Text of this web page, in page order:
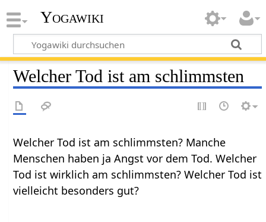
Yogawiki
Welcher Tod ist am schlimmsten
Welcher Tod ist am schlimmsten? Manche
Menschen haben ja Angst vor dem Tod. Welcher
Tod ist wirklich am schlimmsten? Welcher Tod ist
vielleicht besonders gut?